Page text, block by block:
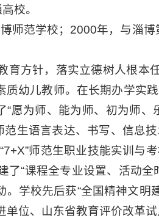
校。
师范学校；2000年，与淄
方针，落实立德树人根本
幼儿教师。在长期办学实
愿为师、能为师、初为师、
生语言表达、书写、信息
师范生职业技能实训与
“课程全专业设置、活动全
学校先后获“全国精神文明
位、山东省教育评价改革试